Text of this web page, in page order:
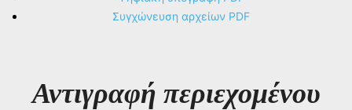
Συγχώνευση αρχείων PDF
Αντιγραφή περιεχομένου